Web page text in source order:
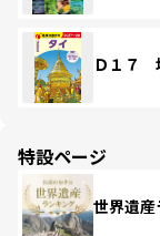
Ｄ１７
特設ページ
世界遺